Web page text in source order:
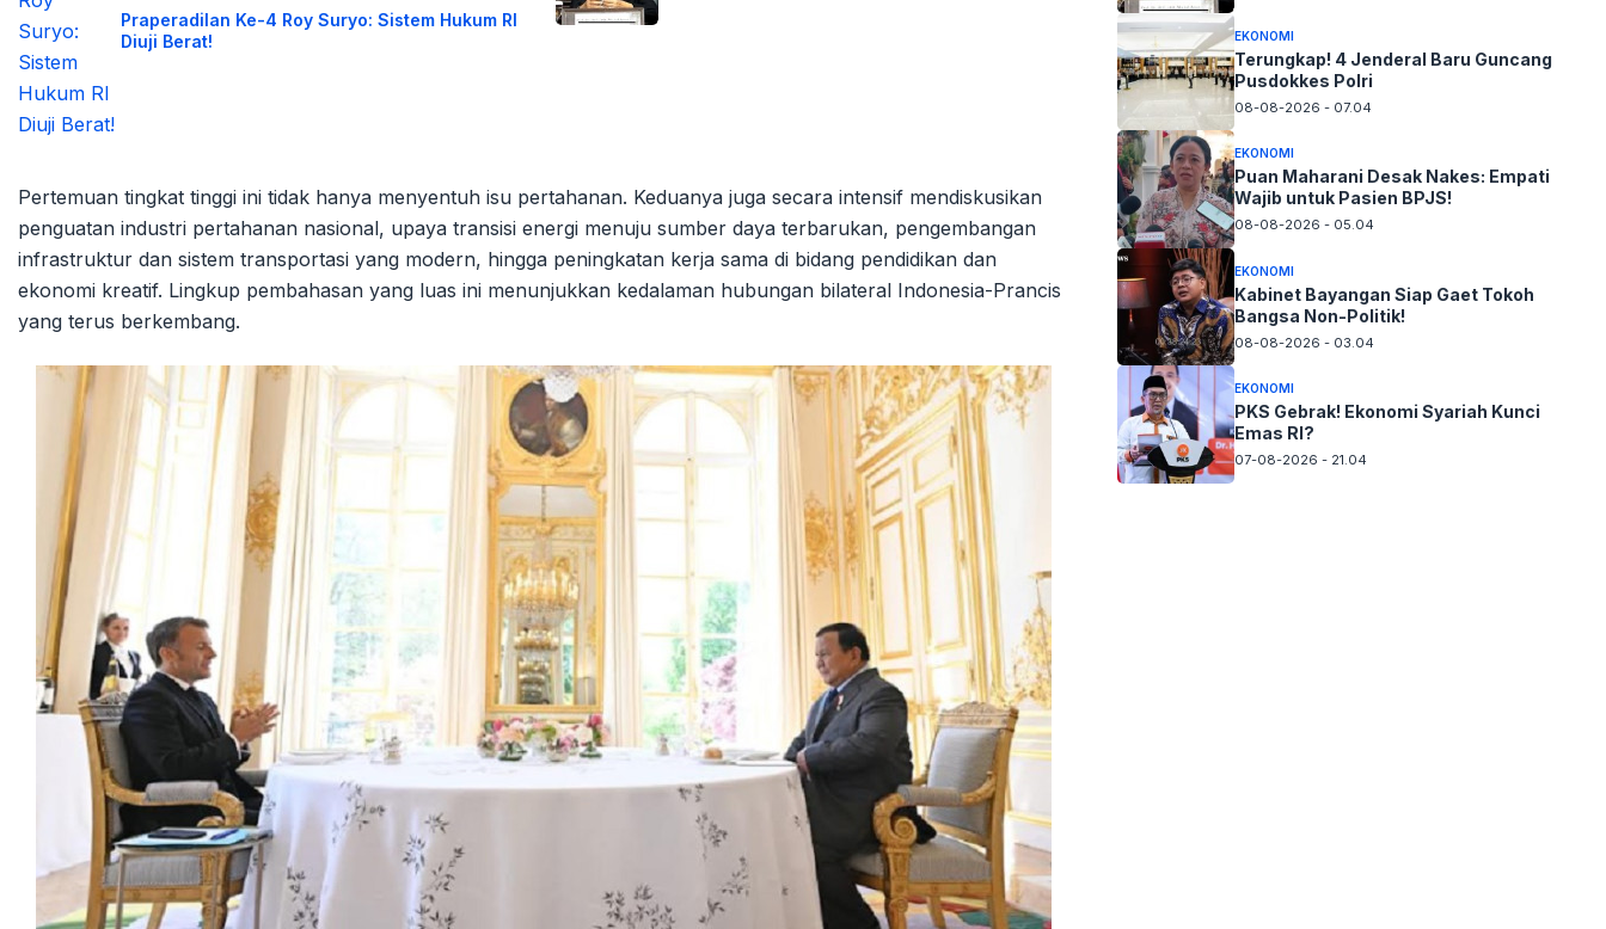
Praperadilan Ke-4 Roy Suryo: Sistem Hukum RI
Diuji Berat!
Pertemuan tingkat tinggi ini tidak hanya menyentuh isu pertahanan. Keduanya juga secara intensif mendiskusikan
penguatan industri pertahanan nasional, upaya transisi energi menuju sumber daya terbarukan, pengembangan
infrastruktur dan sistem transportasi yang modern, hingga peningkatan kerja sama di bidang pendidikan dan
ekonomi kreatif. Lingkup pembahasan yang luas ini menunjukkan kedalaman hubungan bilateral Indonesia-Prancis
yang terus berkembang.
EKONOMI
Terungkap! 4 Jenderal Baru Guncang
Pusdokkes Polri
08-08-2026 - 07.04
EKONOMI
Puan Maharani Desak Nakes: Empati
Wajib untuk Pasien BPJS!
08-08-2026 - 05.04
EKONOMI
Kabinet Bayangan Siap Gaet Tokoh
Bangsa Non-Politik!
08-08-2026 - 03.04
EKONOMI
PKS Gebrak! Ekonomi Syariah Kunci
Emas RI?
07-08-2026 - 21.04